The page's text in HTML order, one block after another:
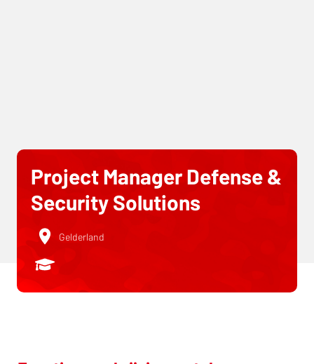
Project Manager Defense &
Security Solutions
Gelderland